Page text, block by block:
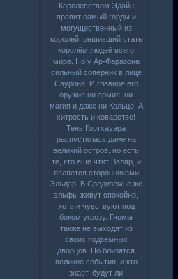
Королевством Эдайн
правит самый горды и
могущественный из
королей, решивший стать
королём людей всего
мира. Но у Ар-Фаразона
сильный соперник в лице
Саурона. И главное его
оружие ни армия, ни
магия и даже ни Кольцо! А
хитрость и коварство!
Тень Гортхауэра
распустилась даже на
великий остров, но есть
те, кто ещё чтит Валар, и
является сторонниками
Эльдар. В Средиземье же
эльфы живут спокойно,
хоть и чувствуют под
боком угрозу. Гномы
также не выходят из
своих подземных
дворцов. Но близятся
великие события, и кто
знает, будут ли